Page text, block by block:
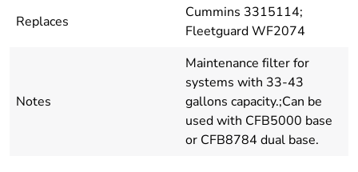
Replaces
Cummins 3315114;
Fleetguard WF2074
Notes
Maintenance filter for
systems with 33-43
gallons capacity.;Can be
used with CFB5000 base
or CFB8784 dual base.